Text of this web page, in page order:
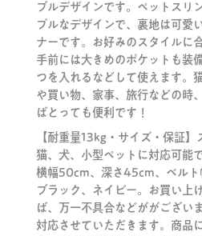
ブルデザインです。ペットスリ
プルなデザインで、裏地は可愛
ナーです。お好みのスタイルに
手前には大きめのポケットも装
つを入れるなどして使えます。
や買い物、家事、旅行などの時
ばとっても便利です！
【耐重量13kg・サイズ・保証
猫、犬、小型ペットに対応可能
横幅50cm、深さ45cm、ベルト
ブラック、ネイビー。お買い上
ば、万一不具合などががござい
対応させていただきます。商品